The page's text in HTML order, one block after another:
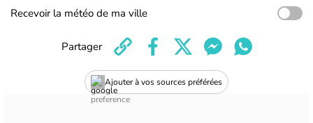
Recevoir la météo de ma ville
Ajouter à vos sources préférées
Partager